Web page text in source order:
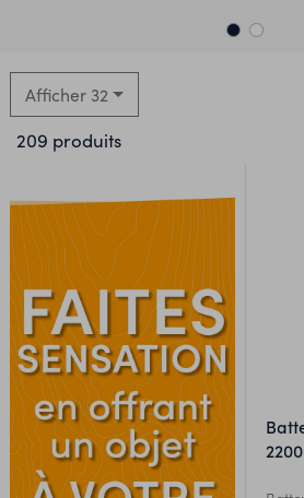
Afficher 32
209 produits
batterie externe en alu